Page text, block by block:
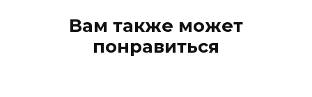
Вам также может
понравиться